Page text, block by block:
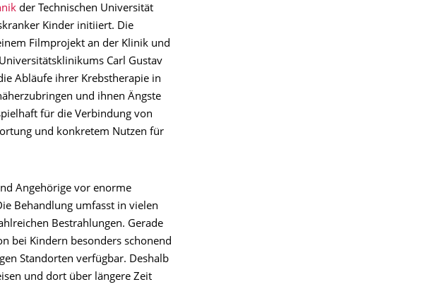
der Technischen Universität
Kinder initiiert. Die
Filmprojekt an der Klinik und
Carl Gustav
Abläufe ihrer Krebstherapie in
und ihnen Ängste
für die Verbindung von
und konkretem Nutzen für
Angehörige vor enorme
Behandlung umfasst in vielen
Bestrahlungen. Gerade
bei Kindern besonders schonend
Standorten verfügbar. Deshalb
und dort über längere Zeit